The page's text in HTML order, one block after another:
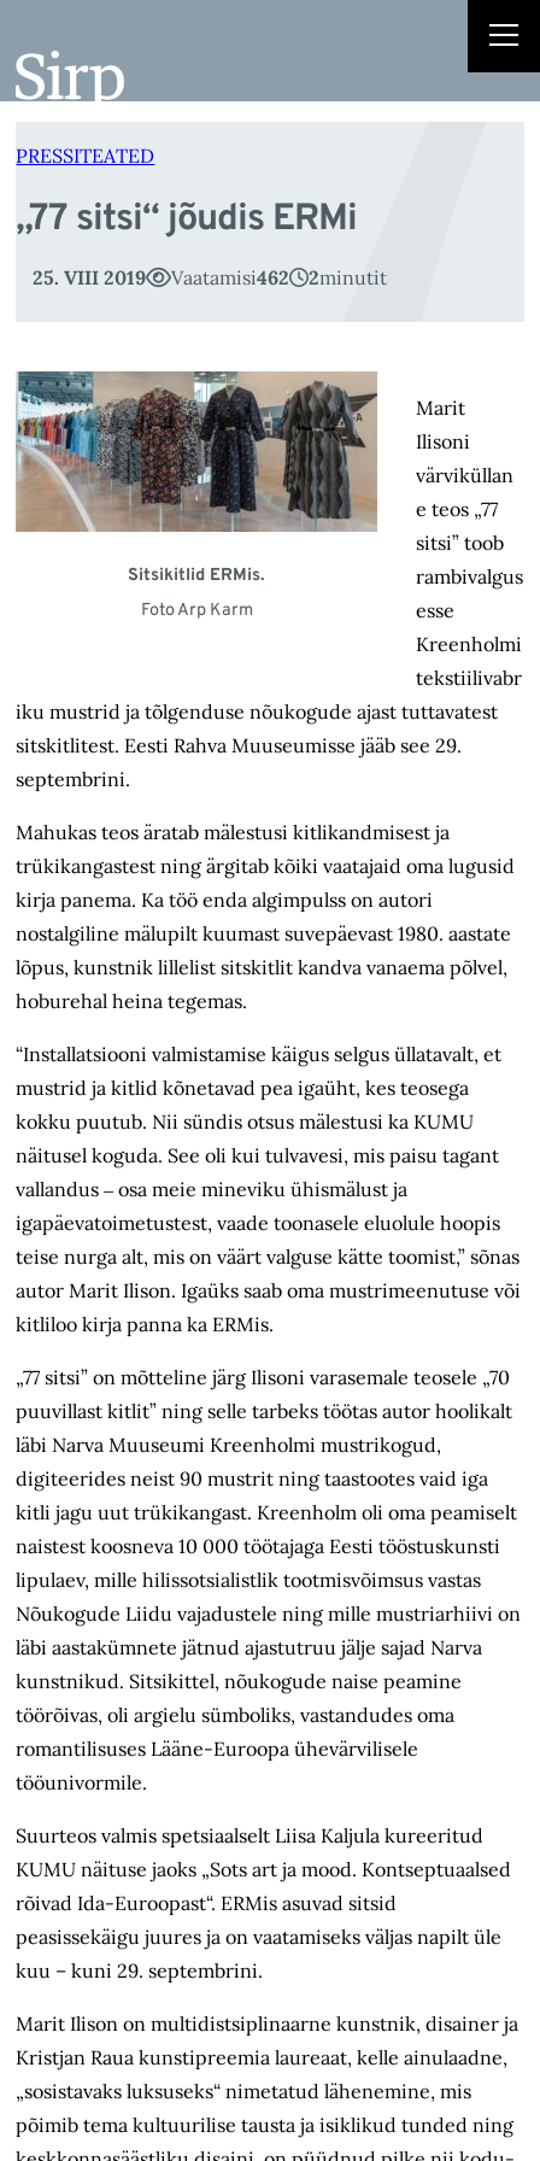
juurde
PRESSITEATED
„77 sitsi“ jõudis ERMi
25. VIII 2019 Vaatamisi462 2minutit
Sitsikitlid ERMis.
Foto Arp Karm
Marit
Ilisoni
värviküllan
e teos „77
sitsi” toob
rambivalgus
esse
Kreenholmi
tekstiilivabr
iku mustrid ja tõlgenduse nõukogude ajast tuttavatest
sitskitlitest. Eesti Rahva Muuseumisse jääb see 29.
septembrini.
Mahukas teos äratab mälestusi kitlikandmisest ja
trükikangastest ning ärgitab kõiki vaatajaid oma lugusid
kirja panema. Ka töö enda algimpulss on autori
nostalgiline mälupilt kuumast suvepäevast 1980. aastate
lõpus, kunstnik lillelist sitskitlit kandva vanaema põlvel,
hoburehal heina tegemas.
“Installatsiooni valmistamise käigus selgus üllatavalt, et
mustrid ja kitlid kõnetavad pea igaüht, kes teosega
kokku puutub. Nii sündis otsus mälestusi ka KUMU
näitusel koguda. See oli kui tulvavesi, mis paisu tagant
vallandus ‒ osa meie mineviku ühismälust ja
igapäevatoimetustest, vaade toonasele eluolule hoopis
teise nurga alt, mis on väärt valguse kätte toomist,” sõnas
autor Marit Ilison. Igaüks saab oma mustrimeenutuse või
kitliloo kirja panna ka ERMis.
„77 sitsi” on mõtteline järg Ilisoni varasemale teosele „70
puuvillast kitlit” ning selle tarbeks töötas autor hoolikalt
läbi Narva Muuseumi Kreenholmi mustrikogud,
digiteerides neist 90 mustrit ning taastootes vaid iga
kitli jagu uut trükikangast. Kreenholm oli oma peamiselt
naistest koosneva 10 000 töötajaga Eesti tööstuskunsti
lipulaev, mille hilissotsialistlik tootmisvõimsus vastas
Nõukogude Liidu vajadustele ning mille mustriarhiivi on
läbi aastakümnete jätnud ajastutruu jälje sajad Narva
kunstnikud. Sitsikittel, nõukogude naise peamine
töörõivas, oli argielu sümboliks, vastandudes oma
romantilisuses Lääne-Euroopa ühevärvilisele
tööunivormile.
Suurteos valmis spetsiaalselt Liisa Kaljula kureeritud
KUMU näituse jaoks „Sots art ja mood. Kontseptuaalsed
rõivad Ida-Euroopast“. ERMis asuvad sitsid
peasissekäigu juures ja on vaatamiseks väljas napilt üle
kuu – kuni 29. septembrini.
Marit Ilison on multidistsiplinaarne kunstnik, disainer ja
Kristjan Raua kunstipreemia laureaat, kelle ainulaadne,
„sosistavaks luksuseks“ nimetatud lähenemine, mis
põimib tema kultuurilise tausta ja isiklikud tunded ning